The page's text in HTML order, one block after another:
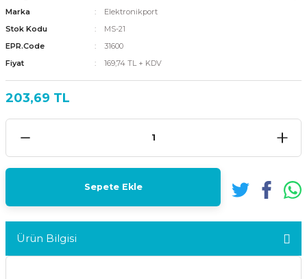
Marka
Elektronikport
Stok Kodu
MS-21
EPR.Code
31600
Fiyat
169,74 TL + KDV
203,69 TL
Sepete Ekle
Ürün Bilgisi